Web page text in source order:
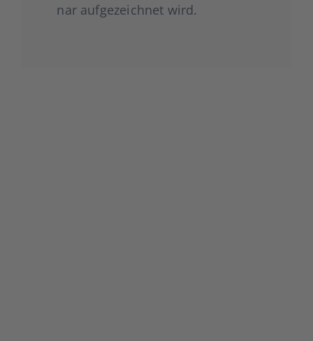
nar auf­ge­zeich­net wird.